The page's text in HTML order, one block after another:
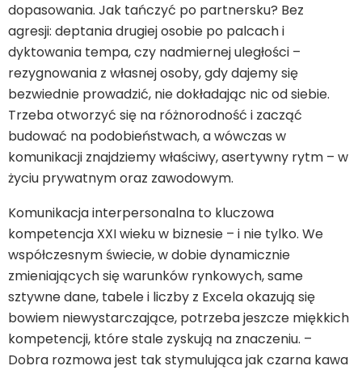
dopasowania. Jak tańczyć po partnersku? Bez
agresji: deptania drugiej osobie po palcach i
dyktowania tempa, czy nadmiernej uległości –
rezygnowania z własnej osoby, gdy dajemy się
bezwiednie prowadzić, nie dokładając nic od siebie.
Trzeba otworzyć się na różnorodność i zacząć
budować na podobieństwach, a wówczas w
komunikacji znajdziemy właściwy, asertywny rytm – w
życiu prywatnym oraz zawodowym.
Komunikacja interpersonalna to kluczowa
kompetencja XXI wieku w biznesie – i nie tylko. We
współczesnym świecie, w dobie dynamicznie
zmieniających się warunków rynkowych, same
sztywne dane, tabele i liczby z Excela okazują się
bowiem niewystarczające, potrzeba jeszcze miękkich
kompetencji, które stale zyskują na znaczeniu. –
Dobra rozmowa jest tak stymulująca jak czarna kawa